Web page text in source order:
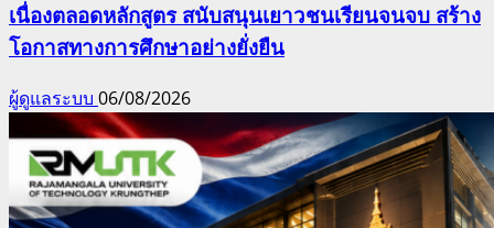
เนื่องตลอดหลักสูตร สนับสนุนเยาวชนเรียนจนจบ สร้าง
โอกาสทางการศึกษาอย่างยั่งยืน
ผู้ดูแลระบบ 06/08/2026